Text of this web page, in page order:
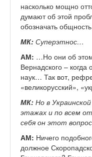
насколько мощно
думают об этой
обозначать
МК: Суперэтнос…
АМ: …Но они об
Вернадского –
наук… Так вот,
«великорусский»,
МК: Но в
этажах и по всем
себя он этот
АМ: Ничего
должное